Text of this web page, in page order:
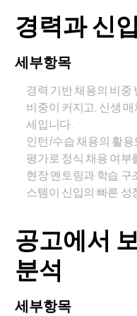
경력과 신
세부항목
경력 기반 채용의 비중
비중이 커지고, 신생
세입니다.
인턴/수습 채용의 활
평가로 정식 채용 여
현장 멘토링과 학습 구
스템이 신입의 빠른 성
공고에서
분석
세부항목